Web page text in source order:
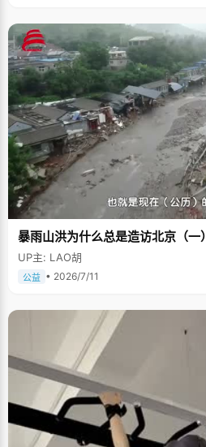
暴雨山洪为什么总是造访北京（一）
UP主: LAO胡
公益 • 2026/7/11